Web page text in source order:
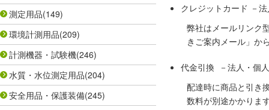
測定用品(149)
環境計測用品(209)
計測機器・試験機(246)
水質・水位測定用品(204)
安全用品・保護装備(245)
クレジットカード －
弊社はメールリンク
きご案内メール」か
代金引換 －法人・個
配達時に商品と引き
数料が別途かかりま